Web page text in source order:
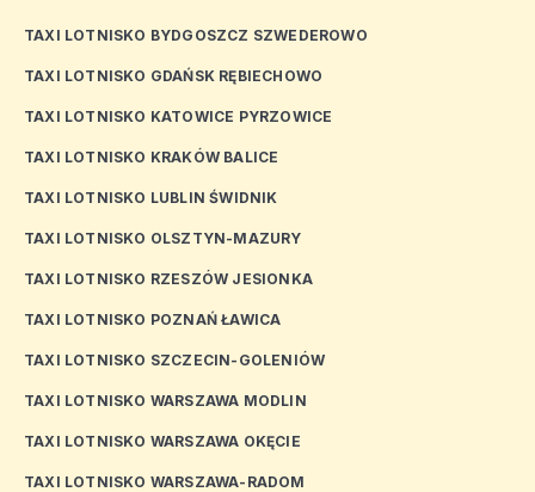
TAXI LOTNISKO BYDGOSZCZ SZWEDEROWO
TAXI LOTNISKO GDAŃSK RĘBIECHOWO
TAXI LOTNISKO KATOWICE PYRZOWICE
TAXI LOTNISKO KRAKÓW BALICE
TAXI LOTNISKO LUBLIN ŚWIDNIK
TAXI LOTNISKO OLSZTYN-MAZURY
TAXI LOTNISKO RZESZÓW JESIONKA
TAXI LOTNISKO POZNAŃ ŁAWICA
TAXI LOTNISKO SZCZECIN-GOLENIÓW
TAXI LOTNISKO WARSZAWA MODLIN
TAXI LOTNISKO WARSZAWA OKĘCIE
TAXI LOTNISKO WARSZAWA-RADOM